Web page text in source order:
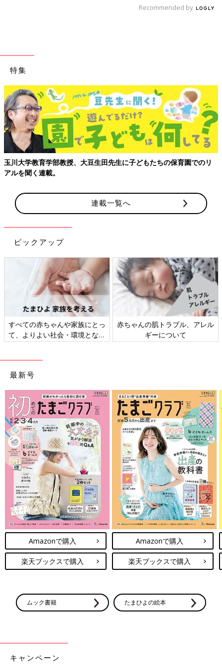
Recommended by
特集
玉川大学教育学部教授、大豆生田先生に子どもたちの保育園でのリ
アルを聞く連載。
連載一覧へ
ピックアップ
すべての赤ちゃんや家族にとっ
て、よりよい社会・環境となる
ことをめざしてさまざまな課題
赤ちゃんの肌トラブル、アレル
ギーについて
最新号
Amazonで購入
楽天ブックスで購入
Amazonで購入
楽天ブックスで購入
ムック書籍 たまひよの絵本
キャンペーン